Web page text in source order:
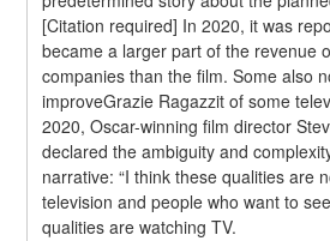
[Citation required] In 2020, it was
became a larger part of the revenue
companies than the film. Some also
improveGrazie Ragazzit of some
2020, Oscar-winning film director
declared the ambiguity and
narrative: “I think these qualities are
television and people who want to
qualities are watching TV.